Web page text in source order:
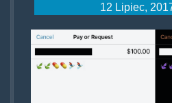
12 Lipiec,